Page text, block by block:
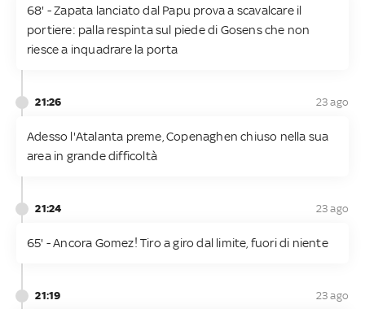
68' - Zapata lanciato dal Papu prova a scavalcare il
portiere: palla respinta sul piede di Gosens che non
riesce a inquadrare la porta
21:26 23 ago
Adesso l'Atalanta preme, Copenaghen chiuso nella sua
area in grande difficoltà
21:24 23 ago
65' - Ancora Gomez! Tiro a giro dal limite, fuori di niente
21:19 23 ago